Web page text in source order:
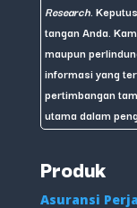
Research .
tangan Anda.
maupun
informasi yang
pertimbangan
utama dalam
Produk
Asuransi